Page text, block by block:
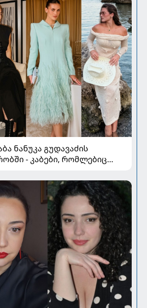
ნანუკა გუდავაძის
- კაბები, რომლებიც